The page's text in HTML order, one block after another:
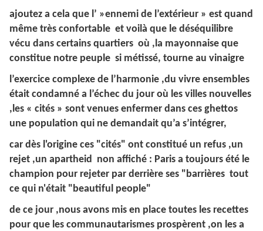
ajoutez a cela que l’ »ennemi de l’extérieur » est quand
même très confortable et voilà que le déséquilibre
vécu dans certains quartiers où ,la mayonnaise que
constitue notre peuple si métissé, tourne au vinaigre
l’exercice complexe de l’harmonie ,du vivre ensembles
était condamné a l’échec du jour où les villes nouvelles
,les « cités » sont venues enfermer dans ces ghettos
une population qui ne demandait qu’a s’intégrer,
car dès l'origine ces "cités" ont constitué un refus ,un
rejet ,un apartheid non affiché : Paris a toujours été le
champion pour rejeter par derrière ses "barrières tout
ce qui n'était "beautiful people"
de ce jour ,nous avons mis en place toutes les recettes
pour que les communautarismes prospèrent ,on les a